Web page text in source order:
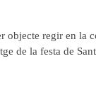
objecte regir en la
de la festa de